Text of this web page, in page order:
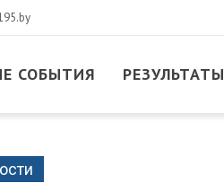
СОБЫТИЯ РЕЗУЛЬТАТЫ